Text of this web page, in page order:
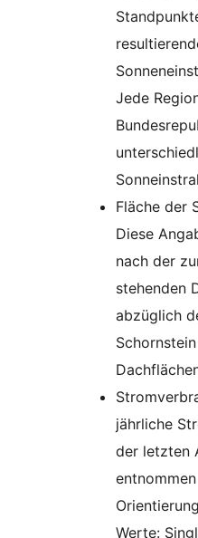
Jede
Fläche der
Diese
nach der
stehenden
abzüglich
jährliche
der letzten
Werte: